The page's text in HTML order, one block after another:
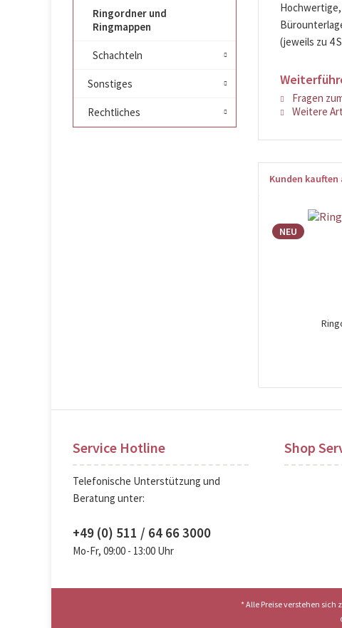
Ringordner und
Ringmappen
Schachteln
Sonstiges
Rechtliches
Hochwertige,
(jeweils zu 4
Fragen
Weitere
Kunden kauften
NEU
Preise
Service Hotline
Telefonische Unterstützung und
Beratung unter:
+49 (0) 511 / 64 66 3000
Mo-Fr, 09:00 - 13:00 Uhr
Shop
* Alle Preise verstehen sich